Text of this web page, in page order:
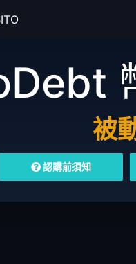
被
認購前須知